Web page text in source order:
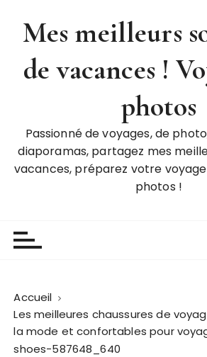
Mes meilleurs
de vacances !
photos
Passionné de voyages, de
diaporamas, partagez mes
vacances, préparez votre
photos !
Accueil
Les meilleures chaussures de
la mode et confortables pour
shoes-587648_640